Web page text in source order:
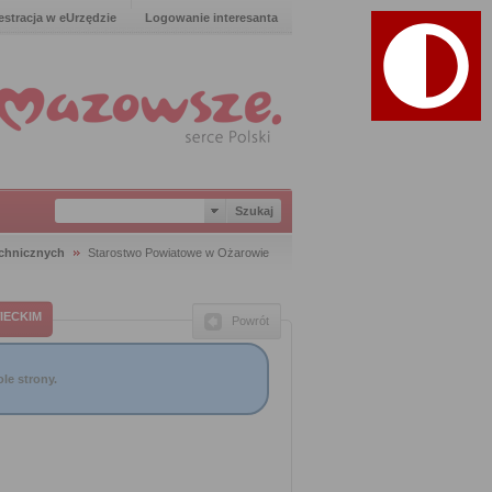
w eUrzędzie Logowanie interesanta
Starostwo Powiatowe w Ożarowie
Powrót
strony.